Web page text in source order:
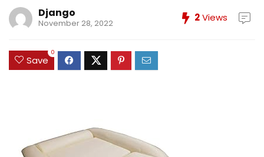
Django
November 28, 2022 2Views
Save
0